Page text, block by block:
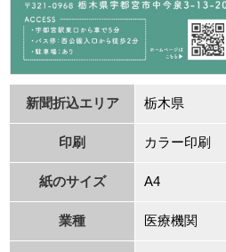
新聞折込エリア 栃⽊県
印刷 カラー印刷
紙のサイズ A4
業種 医療機関